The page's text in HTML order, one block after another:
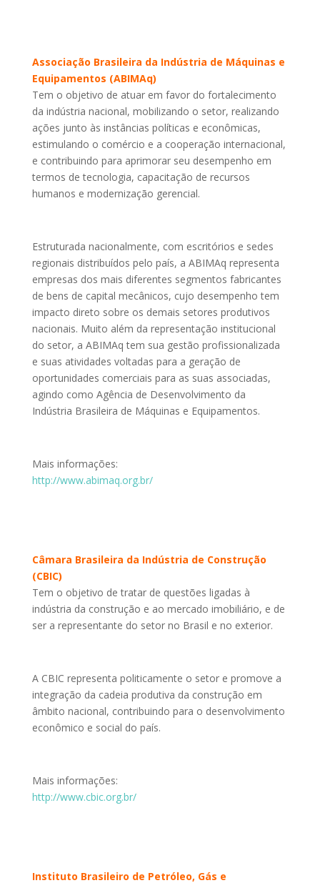
Associação Brasileira da Indústria de Máquinas e
Equipamentos (ABIMAq)
Tem o objetivo de atuar em favor do fortalecimento
da indústria nacional, mobilizando o setor, realizando
ações junto às instâncias políticas e econômicas,
estimulando o comércio e a cooperação internacional,
e contribuindo para aprimorar seu desempenho em
termos de tecnologia, capacitação de recursos
humanos e modernização gerencial.
Estruturada nacionalmente, com escritórios e sedes
regionais distribuídos pelo país, a ABIMAq representa
empresas dos mais diferentes segmentos fabricantes
de bens de capital mecânicos, cujo desempenho tem
impacto direto sobre os demais setores produtivos
nacionais. Muito além da representação institucional
do setor, a ABIMAq tem sua gestão profissionalizada
e suas atividades voltadas para a geração de
oportunidades comerciais para as suas associadas,
agindo como Agência de Desenvolvimento da
Indústria Brasileira de Máquinas e Equipamentos.
Mais informações:
http://www.abimaq.org.br/
Câmara Brasileira da Indústria de Construção
(CBIC)
Tem o objetivo de tratar de questões ligadas à
indústria da construção e ao mercado imobiliário, e de
ser a representante do setor no Brasil e no exterior.
A CBIC representa politicamente o setor e promove a
integração da cadeia produtiva da construção em
âmbito nacional, contribuindo para o desenvolvimento
econômico e social do país.
Mais informações:
http://www.cbic.org.br/
Instituto Brasileiro de Petróleo, Gás e